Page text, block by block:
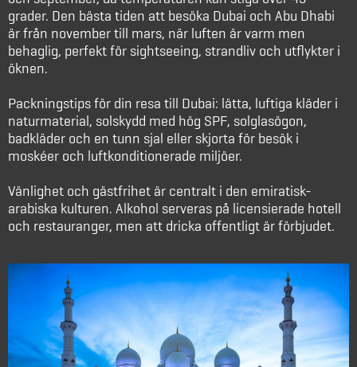
grader. Den bästa tiden att besöka Dubai och Abu Dhabi
är från november till mars, när luften är varm men
behaglig, perfekt för sightseeing, strandliv och utflykter i
öknen.
Packningstips för din resa till Dubai: lätta, luftiga kläder i
naturmaterial, solskydd med hög SPF, solglasögon,
badkläder och en tunn sjal eller skjorta för besök i
moskéer och luftkonditionerade miljöer.
Vänlighet och gästfrihet är centralt i den emiratisk-
arabiska kulturen. Alkohol serveras på licensierade hotell
och restauranger, men att dricka offentligt är förbjudet.